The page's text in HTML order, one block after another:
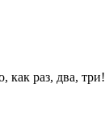
как раз, два, три!